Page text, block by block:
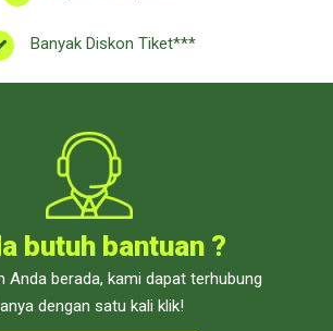
Banyak Diskon Tiket***
butuh bantuan ?
Anda berada, kami dapat terhubung
dengan satu kali klik!